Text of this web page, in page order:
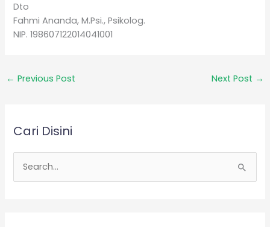
Dto
Fahmi Ananda, M.Psi., Psikolog.
NIP. 198607122014041001
← Previous Post Next Post →
Cari Disini